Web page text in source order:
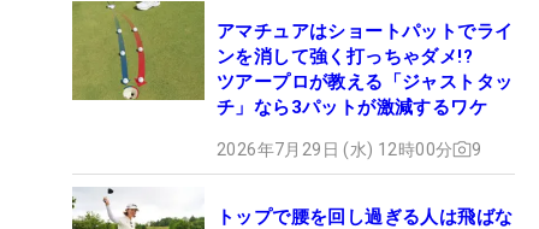
アマチュアはショートパットでライ
ンを消して強く打っちゃダメ!?
ツアープロが教える「ジャストタッ
チ」なら3パットが激減するワケ
2026年7月29日 (水) 12時00分 9
トップで腰を回し過ぎる人は飛ばな